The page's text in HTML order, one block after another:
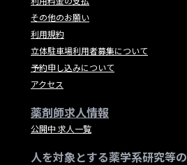
その他のお願い
利用規約
立体駐車場利用者募集について
予約申し込みについて
アクセス
薬剤師求人情報
公開中 求人一覧
人を対象とする薬学系研究等